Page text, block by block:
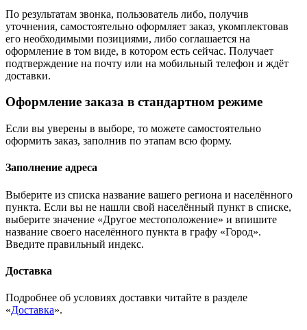
По результатам звонка, пользователь либо, получив
уточнения, самостоятельно оформляет заказ, укомплектовав
его необходимыми позициями, либо соглашается на
оформление в том виде, в котором есть сейчас. Получает
подтверждение на почту или на мобильный телефон и ждёт
доставки.
Оформление заказа в стандартном режиме
Если вы уверены в выборе, то можете самостоятельно
оформить заказ, заполнив по этапам всю форму.
Заполнение адреса
Выберите из списка название вашего региона и населённого
пункта. Если вы не нашли свой населённый пункт в списке,
выберите значение «Другое местоположение» и впишите
название своего населённого пункта в графу «Город».
Введите правильный индекс.
Доставка
Подробнее об условиях доставки читайте в разделе
«Доставка».